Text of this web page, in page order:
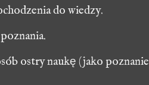
do wiedzy.
ostry naukę (jako poznanie